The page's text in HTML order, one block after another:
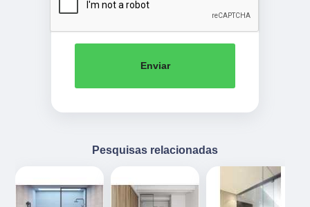
Enviar
Pesquisas relacionadas